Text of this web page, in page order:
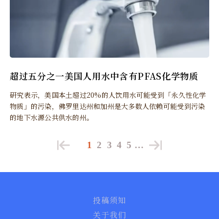
超过五分之一美国人用水中含有PFAS化学物质
研究表示，美国本土超过20%的人饮用水可能受到「永久性化学
物质」的污染，佛罗里达州和加州是大多数人依赖可能受到污染
的地下水源公共供水的州。
1 2 3 4 5 …
投稿须知
关于我们